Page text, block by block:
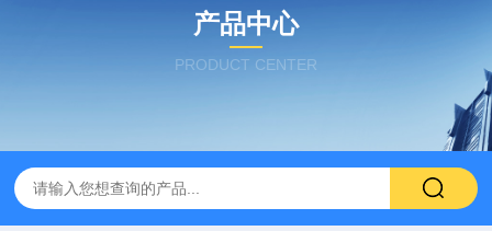
产品中心
PRODUCT CENTER